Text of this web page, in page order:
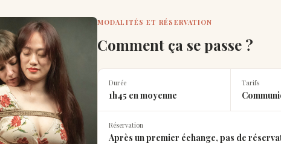
MODALITÉS ET RÉSERVATION
Comment ça se passe ?
Durée
1h45 en moyenne
Tarifs
Réservation
Après un premier échange, pas de